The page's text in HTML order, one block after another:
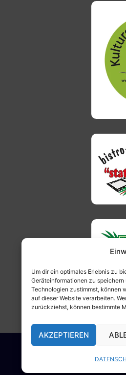
Um dir ein optimales Erlebnis zu
Geräteinformationen zu
Technologien zustimmst, können
auf dieser Website verarbeiten.
zurückziehst, können bestimmte
AKZEPTIEREN